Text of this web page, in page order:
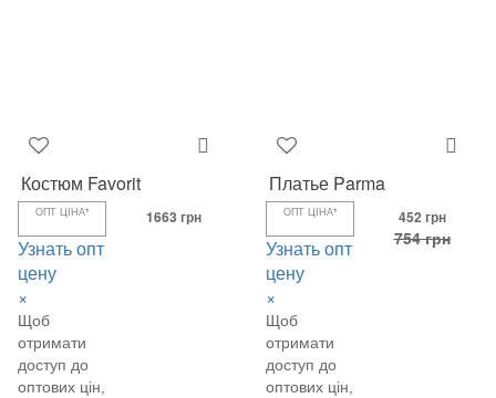
Костюм Favorit
ОПТ ЦІНА*
Узнать опт
цену
×
Щоб
отримати
доступ до
оптових цін,
1663 грн
Платье Parma
ОПТ ЦІНА*
Узнать опт
цену
×
Щоб
отримати
доступ до
оптових цін,
452 грн
754 грн